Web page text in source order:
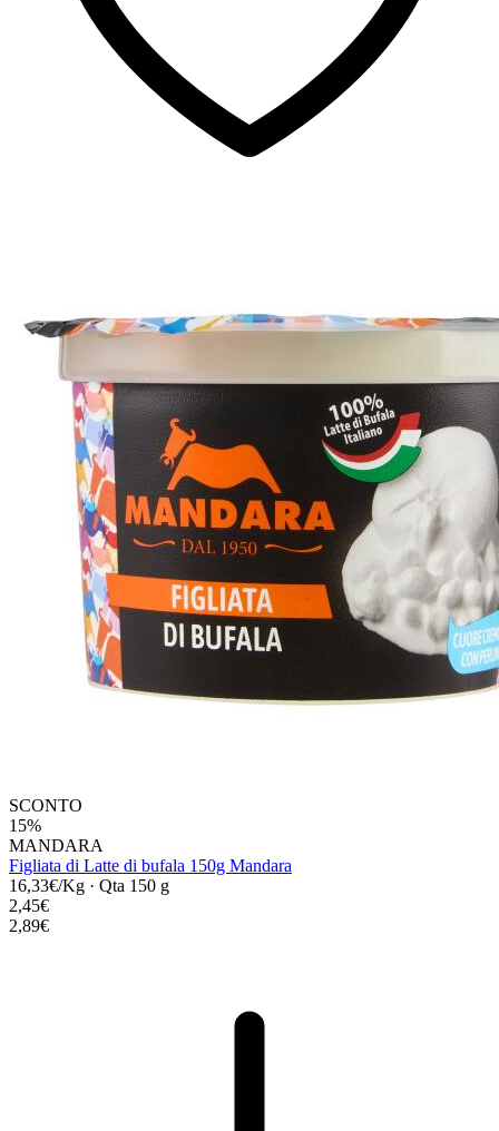
SCONTO
15%
MANDARA
Figliata di Latte di bufala 150g Mandara
16,33€/Kg · Qta 150 g
2,45€
2,89€